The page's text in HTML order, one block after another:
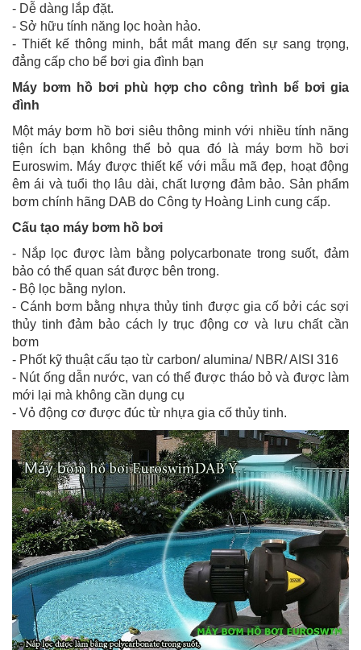
- Dễ dàng lắp đặt.
- Sở hữu tính năng lọc hoàn hảo.
- Thiết kế thông minh, bắt mắt mang đến sự sang trọng,
đẳng cấp cho bể bơi gia đình bạn
Máy bơm hồ bơi phù hợp cho công trình bể bơi gia
đình
Một máy bơm hồ bơi siêu thông minh với nhiều tính năng
tiện ích bạn không thể bỏ qua đó là máy bơm hồ bơi
Euroswim. Máy được thiết kế với mẫu mã đẹp, hoạt động
êm ái và tuổi thọ lâu dài, chất lượng đảm bảo. Sản phẩm
bơm chính hãng DAB do Công ty Hoàng Linh cung cấp.
Cấu tạo máy bơm hồ bơi
- Nắp lọc được làm bằng polycarbonate trong suốt, đảm
bảo có thể quan sát được bên trong.
- Bộ lọc bằng nylon.
- Cánh bơm bằng nhựa thủy tinh được gia cố bởi các sợi
thủy tinh đảm bảo cách ly trục động cơ và lưu chất cần
bơm
- Phốt kỹ thuật cấu tạo từ carbon/ alumina/ NBR/ AISI 316
- Nút ống dẫn nước, van có thể được tháo bỏ và được làm
mới lại mà không cần dụng cụ
- Vỏ động cơ được đúc từ nhựa gia cố thủy tinh.